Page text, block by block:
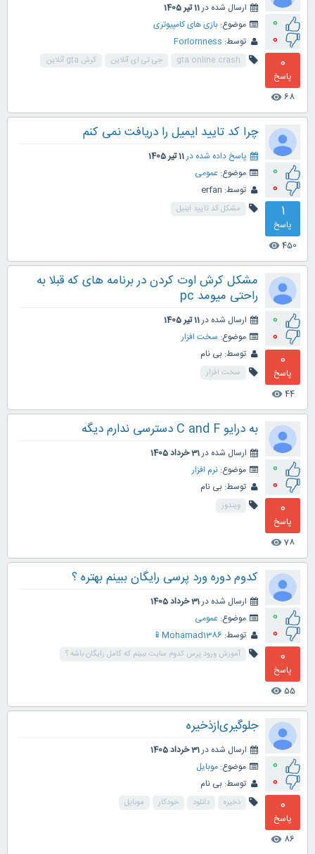
0
0
0
پاسخ
68
visibility
ارسال شده در11 تیر 1405
موضوع: بازی های کامپیوتری
توسط: Forlornness
gta online crash جی تی ای آنلاین کرش gta آنلاین
0
0
1
پاسخ
450
visibility
چرا کد تایید ایمیل را دریافت نمی کنم
پاسخ داده شده در11 تیر 1405
موضوع: عمومی
توسط: erfan
مشکل کد تایید اینیل
0
0
0
پاسخ
44
visibility
مشکل کرش اوت کردن در برنامه های که قبلا به
راحتی میومد pc
ارسال شده در11 تیر 1405
موضوع: سخت افزار
توسط: بی نام
سخت افزار
0
0
0
پاسخ
78
visibility
به درایو C and F دسترسی ندارم دیگه
ارسال شده در31 خرداد 1405
موضوع: نرم افزار
توسط: بی نام
ویندوز
0
0
0
پاسخ
55
visibility
کدوم دوره ورد پرسی رایگان ببینم بهتره ؟
ارسال شده در31 خرداد 1405
موضوع: عمومی
توسط: Mohamad1386📱
آموزش ورود پرس کدوم سایت ببینم که کامل رایگان باشه ؟
0
0
0
پاسخ
86
visibility
جلوگیری‌از‌ذخیره
ارسال شده در31 خرداد 1405
موضوع: موبایل
توسط: بی نام
ذخیره ‌دانلود ‌خودکار ‌موبایل